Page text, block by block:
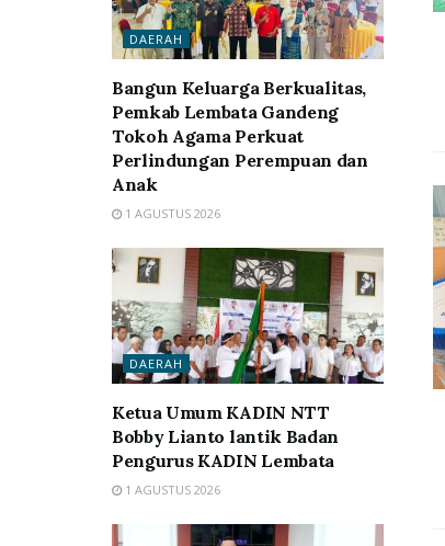
DAERAH
Bangun Keluarga Berkualitas,
Pemkab Lembata Gandeng
Tokoh Agama Perkuat
Perlindungan Perempuan dan
Anak
1 AGUSTUS 2026
DAERAH
Ketua Umum KADIN NTT
Bobby Lianto lantik Badan
Pengurus KADIN Lembata
1 AGUSTUS 2026